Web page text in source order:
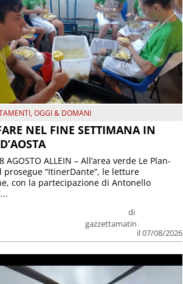
,OGGI & DOMANI
NEL FINE SETTIMANA IN
di
gazzettamatin
il 07/08/2026
AGOSTO ALLEIN – All’area verde Le Plan-
prosegue “ItinerDante”, le letture
con la partecipazione di Antonello